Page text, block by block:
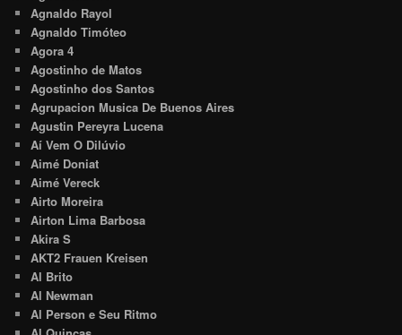
Agnaldo Rayol
Agnaldo Timóteo
Agora 4
Agostinho de Matos
Agostinho dos Santos
Agrupacion Musica De Buenos Aires
Agustin Pereyra Lucena
Aí Vem O Dilúvio
Aimé Doniat
Aimé Vereck
Airto Moreira
Airton Lima Barbosa
Akira S
AKT2 Frauen Kreisen
Al Brito
Al Newman
Al Person e Seu Ritmo